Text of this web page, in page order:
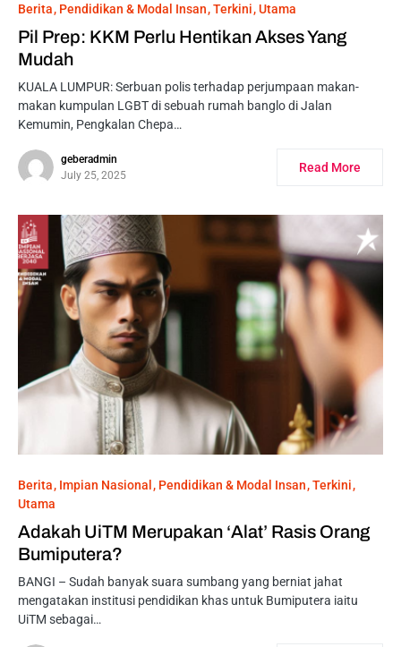
Berita Pendidikan & Modal Insan Terkini Utama
Pil Prep: KKM Perlu Hentikan Akses Yang
Mudah
KUALA LUMPUR: Serbuan polis terhadap perjumpaan makan-
makan kumpulan LGBT di sebuah rumah banglo di Jalan
Kemumin, Pengkalan Chepa…
geberadmin
July 25, 2025
Read More
Berita Impian Nasional Pendidikan & Modal Insan Terkini
Utama
Adakah UiTM Merupakan ‘Alat’ Rasis Orang
Bumiputera?
BANGI – Sudah banyak suara sumbang yang berniat jahat
mengatakan institusi pendidikan khas untuk Bumiputera iaitu
UiTM sebagai…